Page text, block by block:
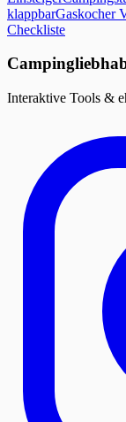
klappbarGaskocher
Checkliste
Interaktive Tools &